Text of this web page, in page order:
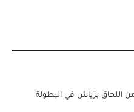
اللحاق بزياش في البطولة